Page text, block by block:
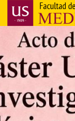
Pasar
contenido
principal
Navegación
principal